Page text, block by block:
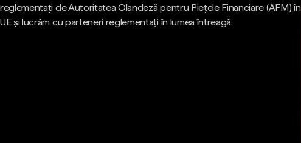
reglementați de Autoritatea Olandeză pentru Piețele Financiare (AFM) în
UE și lucrăm cu parteneri reglementați în lumea întreagă.